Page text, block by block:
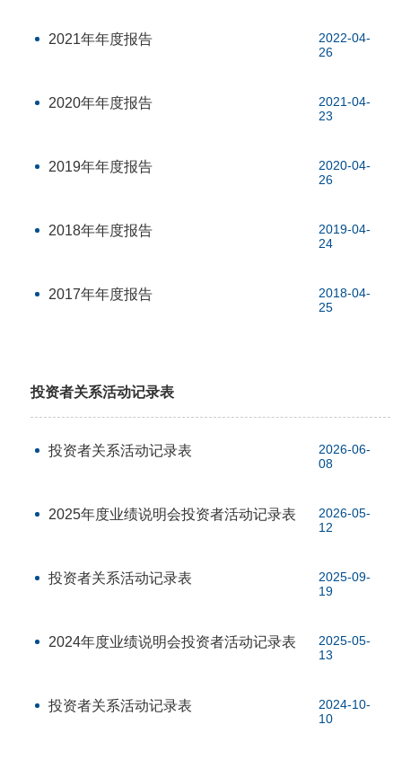
2021年年度报告
2022-04-
26
2020年年度报告
2021-04-
23
2019年年度报告
2020-04-
26
2018年年度报告
2019-04-
24
2017年年度报告
2018-04-
25
投资者关系活动记录表
投资者关系活动记录表
2026-06-
08
2025年度业绩说明会投资者活动记录表
2026-05-
12
投资者关系活动记录表
2025-09-
19
2024年度业绩说明会投资者活动记录表
2025-05-
13
投资者关系活动记录表
2024-10-
10